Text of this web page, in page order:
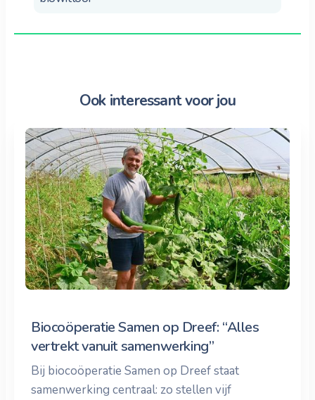
Ook interessant voor jou
Biocoöperatie Samen op Dreef: “Alles
vertrekt vanuit samenwerking”
Bij biocoöperatie Samen op Dreef staat
samenwerking centraal: zo stellen vijf